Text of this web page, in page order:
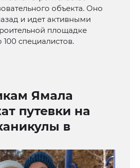
объекта. Оно
и идет активными
площадке
100 специалистов.
Ямала
путевки на
в